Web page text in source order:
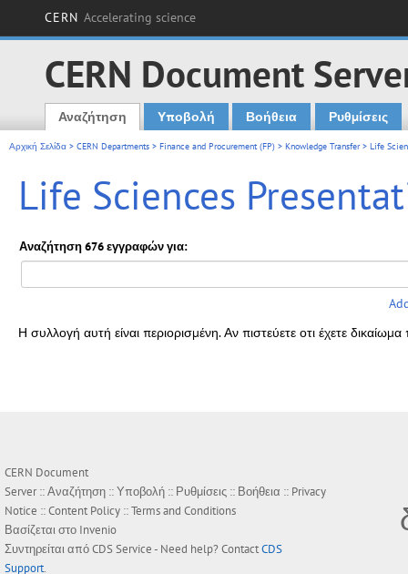
CERN Accelerating science
CERN Document
Main menu
Αναζήτηση Υποβολή Βοήθεια Ρυθμίσεις
Αρχική Σελίδα > CERN Departments > Finance and Procurement (FP) > Knowledge Transfer> Life
Life Sciences
Αναζήτηση 676 εγγραφών για:
Η συλλογή αυτή είναι περιορισμένη. Αν πιστεύετε οτι έχετε
CERN Document
Server ::Αναζήτηση ::Υποβολή :: Ρυθμίσεις :: Βοήθεια :: Privacy
Notice ::Content Policy ::Terms and Conditions
Βασίζεται στο Invenio
Συντηρείται απόCDS Service- Need help? ContactCDS
Support.